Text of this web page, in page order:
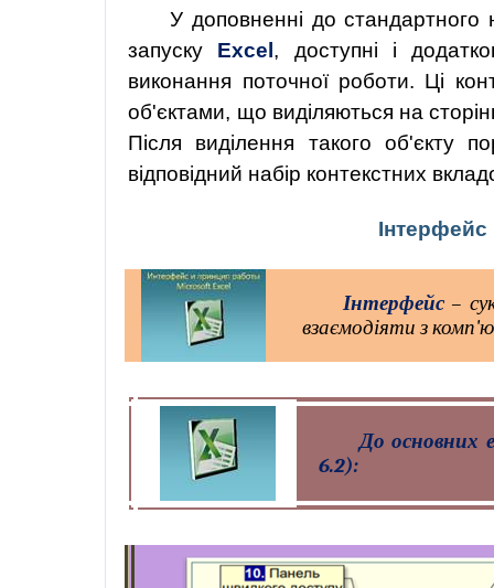
У доповненні до стандартного
запуску Excel, доступні і
виконання поточної роботи. Ці
об'єктами, що виділяються на
Після виділення такого об'єкту
відповідний набір контекстних
Інтерфейс
Інтерфейс –
взаємодіяти з
До основних
6.2):